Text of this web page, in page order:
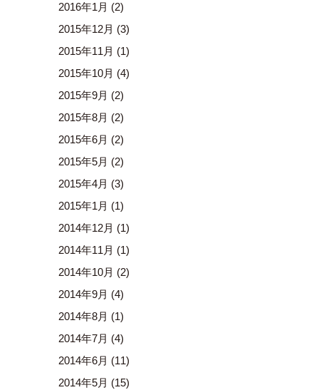
2016年1月 (2)
2015年12月 (3)
2015年11月 (1)
2015年10月 (4)
2015年9月 (2)
2015年8月 (2)
2015年6月 (2)
2015年5月 (2)
2015年4月 (3)
2015年1月 (1)
2014年12月 (1)
2014年11月 (1)
2014年10月 (2)
2014年9月 (4)
2014年8月 (1)
2014年7月 (4)
2014年6月 (11)
2014年5月 (15)